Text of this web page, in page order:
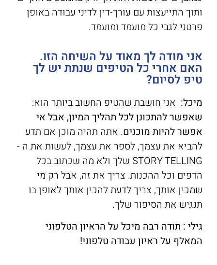
ותוך התייעצות עם עורך-דין לדיני עבודה באופן
פרטני לגבי כל מועמד ומועמד.
אני מודה לך מאוד על השיחה הזו.
האם אחרי כל הטיפים שנתת יש לך
טיפ לסיום?
מיכל: אני חושבת שהטיפ החשוב ביותר הוא:
שאפשר להתכונן לכל תהליך המיון, אבל אי
אפשר להיות מוכנים. אתה תהיה מוכן אם תדע
להביא את עצמך, לספר את עצמך, לעשות את ה -
STORY TELLING שלך ולא מה שכתוב בכל
הדפים וכל ההכנות. צריך את זה, אבל רק מי
שמכין אותך, צריך לדעת להכין אותך לאופן בו
תנגיש את הסיפור שלך.
גילי : תודה רבה מיכל על הראיון הטלפוני
המאלף על ראיון עבודה טלפוני!